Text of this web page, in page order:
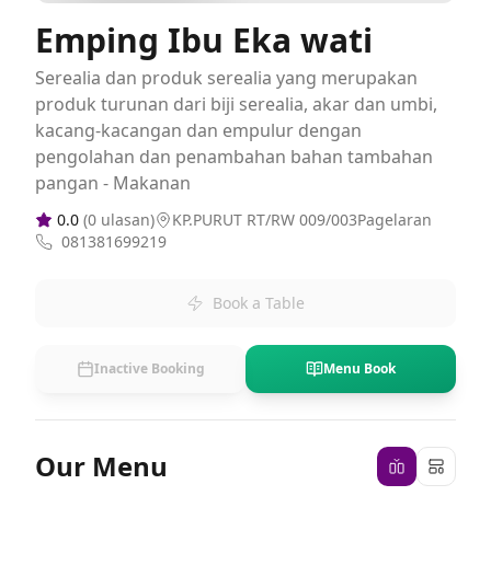
Emping Ibu Eka wati
Serealia dan produk serealia yang merupakan
produk turunan dari biji serealia, akar dan umbi,
kacang-kacangan dan empulur dengan
pengolahan dan penambahan bahan tambahan
pangan - Makanan
0.0 (0 ulasan)
KP.PURUT RT/RW 009/003Pagelaran
081381699219
Book a Table
Inactive Booking Menu Book
Our Menu